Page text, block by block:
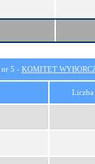
nr 5 - KOMITET
Liczba